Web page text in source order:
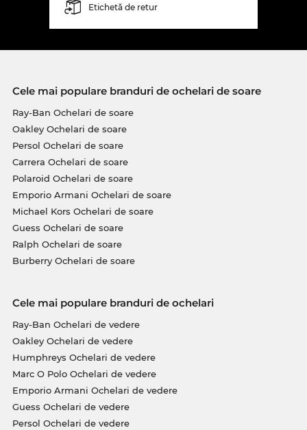
Etichetă de retur
Cele mai populare branduri de ochelari de soare
Ray-Ban Ochelari de soare
Oakley Ochelari de soare
Persol Ochelari de soare
Carrera Ochelari de soare
Polaroid Ochelari de soare
Emporio Armani Ochelari de soare
Michael Kors Ochelari de soare
Guess Ochelari de soare
Ralph Ochelari de soare
Burberry Ochelari de soare
Cele mai populare branduri de ochelari
Ray-Ban Ochelari de vedere
Oakley Ochelari de vedere
Humphreys Ochelari de vedere
Marc O Polo Ochelari de vedere
Emporio Armani Ochelari de vedere
Guess Ochelari de vedere
Persol Ochelari de vedere